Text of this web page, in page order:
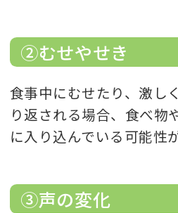
②むせやせき
食事中にむせたり、激し
り返される場合、食べ物
に入り込んでいる可能性
③声の変化